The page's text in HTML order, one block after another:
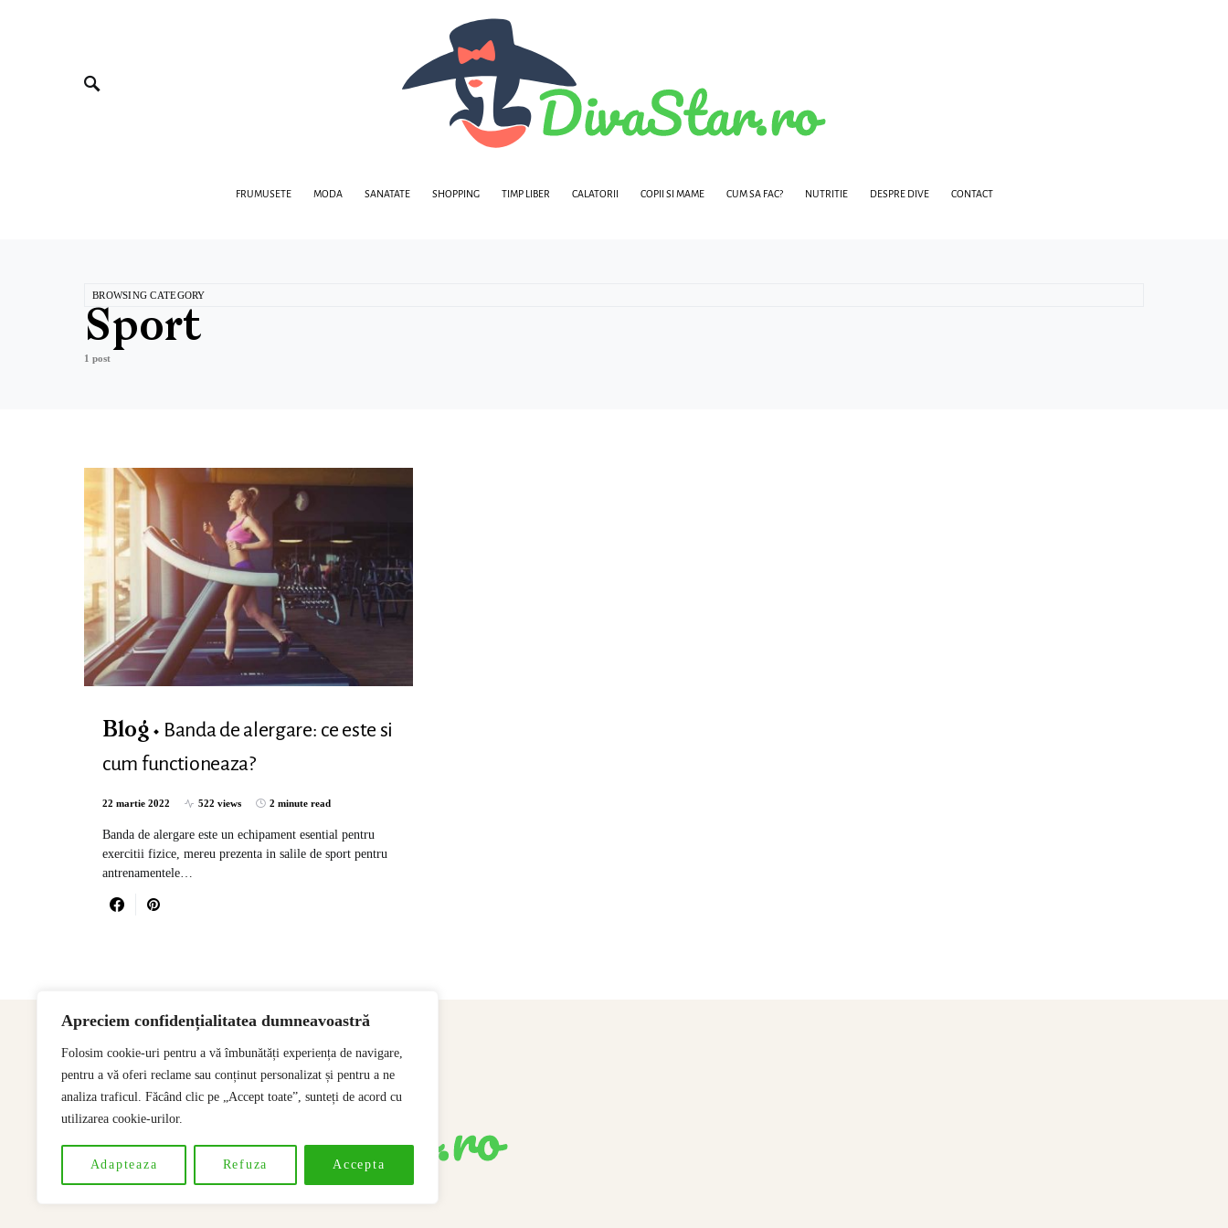
Apreciem confidențialitatea dumneavoastră
Folosim cookie-uri pentru a vă îmbunătăți experiența de navigare,
pentru a vă oferi reclame sau conținut personalizat și pentru a ne
analiza traficul. Făcând clic pe „Accept toate”, sunteți de acord cu
utilizarea cookie-urilor.
Adapteaza Refuza Accepta
FRUMUSETE MODA SANATATE SHOPPING TIMP LIBER CALATORII COPII SI MAME CUM SA FAC? NUTRITIE DESPRE DIVE CONTACT
BROWSING CATEGORY
Sport
1 post
Blog
Banda de alergare: ce este si
cum functioneaza?
22 martie 2022 522 views 2 minute read
Banda de alergare este un echipament esential pentru
exercitii fizice, mereu prezenta in salile de sport pentru
antrenamentele…
Designed & Developed bySSeoP